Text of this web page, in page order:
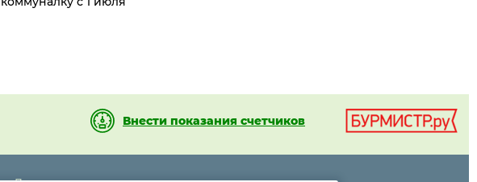
Внести показания счетчиков